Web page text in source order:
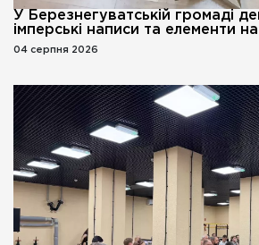
У Березнегуватській громаді
імперські написи та елементи
04 серпня 2026